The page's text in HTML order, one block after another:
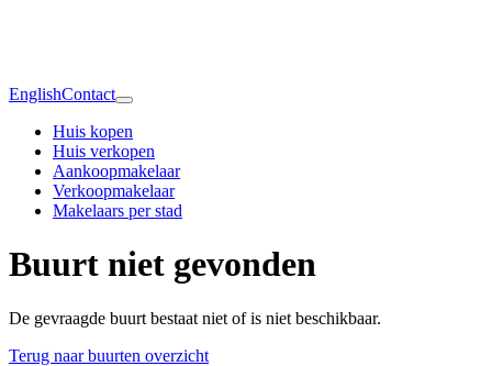
EnglishContact
Huis kopen
Huis verkopen
Aankoopmakelaar
Verkoopmakelaar
Makelaars per stad
Buurt niet gevonden
De gevraagde buurt bestaat niet of is niet beschikbaar.
Terug naar buurten overzicht